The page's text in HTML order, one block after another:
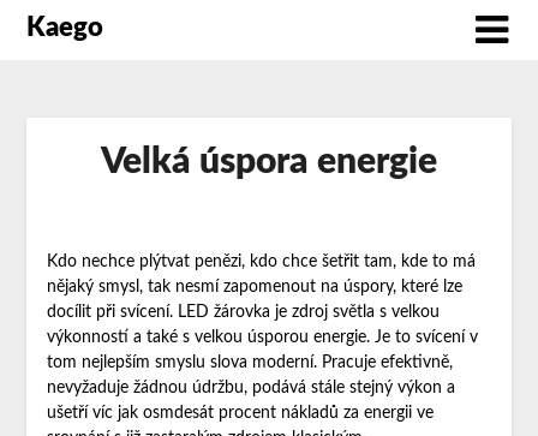
Kaego
Velká úspora energie
Kdo nechce plýtvat penězi, kdo chce šetřit tam, kde to má
nějaký smysl, tak nesmí zapomenout na úspory, které lze
docílit při svícení. LED žárovka je zdroj světla s velkou
výkonností a také s velkou úsporou energie. Je to svícení v
tom nejlepším smyslu slova moderní. Pracuje efektivně,
nevyžaduje žádnou údržbu, podává stále stejný výkon a
ušetří víc jak osmdesát procent nákladů za energii ve